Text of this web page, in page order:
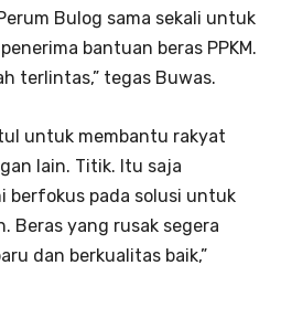
Bulog sama sekali untuk
bantuan beras PPKM.
terlintas,” tegas Buwas.
untuk membantu rakyat
lain. Titik. Itu saja
berfokus pada solusi untuk
Beras yang rusak segera
dan berkualitas baik,”